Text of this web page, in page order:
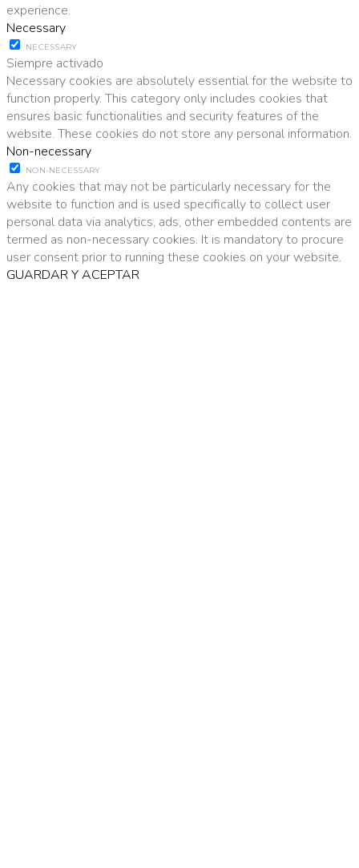
experience.
Necessary
NECESSARY
Siempre activado
Necessary cookies are absolutely essential for the website to
function properly. This category only includes cookies that
ensures basic functionalities and security features of the
website. These cookies do not store any personal information.
Non-necessary
NON-NECESSARY
Any cookies that may not be particularly necessary for the
website to function and is used specifically to collect user
personal data via analytics, ads, other embedded contents are
termed as non-necessary cookies. It is mandatory to procure
user consent prior to running these cookies on your website.
GUARDAR Y ACEPTAR